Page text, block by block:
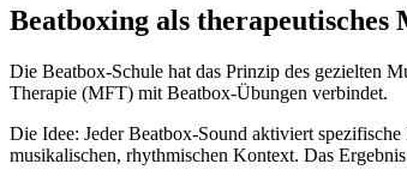
Beatboxing als
Die Beatbox-Schule hat das Prinzip des gezielten
Therapie (MFT) mit Beatbox-Übungen verbindet.
Die Idee: Jeder Beatbox-Sound aktiviert
musikalischen, rhythmischen Kontext. Das